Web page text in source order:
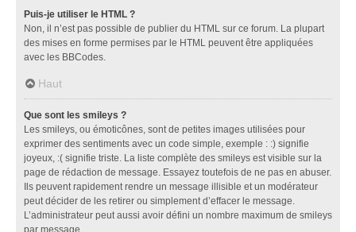
Puis-je utiliser le HTML ?
Non, il n’est pas possible de publier du HTML sur ce forum. La plupart
des mises en forme permises par le HTML peuvent être appliquées
avec les BBCodes.
Haut
Que sont les smileys ?
Les smileys, ou émoticônes, sont de petites images utilisées pour
exprimer des sentiments avec un code simple, exemple : :) signifie
joyeux, :( signifie triste. La liste complète des smileys est visible sur la
page de rédaction de message. Essayez toutefois de ne pas en abuser.
Ils peuvent rapidement rendre un message illisible et un modérateur
peut décider de les retirer ou simplement d’effacer le message.
L’administrateur peut aussi avoir défini un nombre maximum de smileys
par message.